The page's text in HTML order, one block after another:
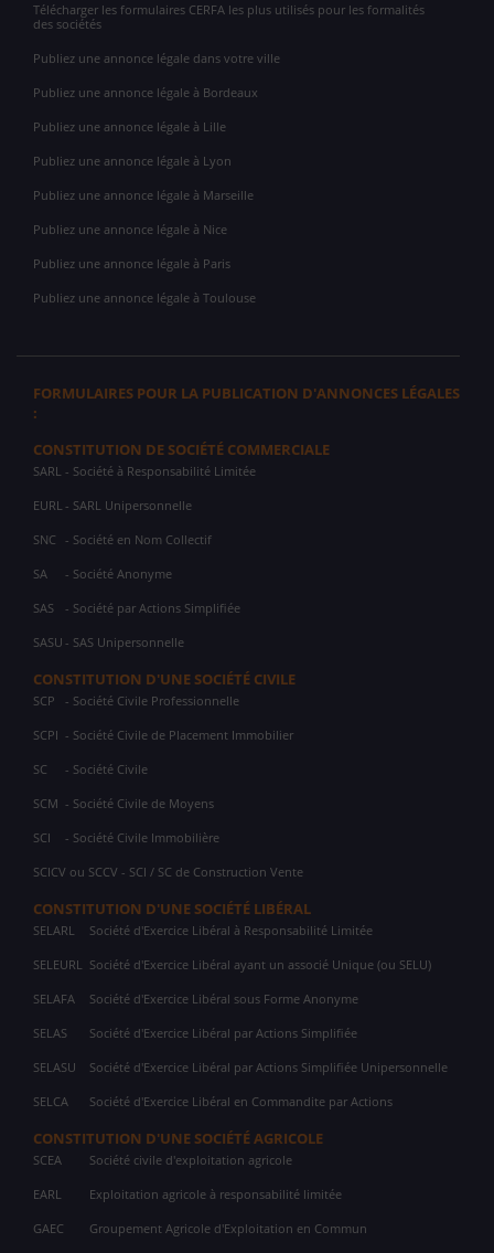
Télécharger les formulaires CERFA les plus utilisés pour les formalités
des sociétés
Publiez une annonce légale dans votre ville
Publiez une annonce légale à Bordeaux
Publiez une annonce légale à Lille
Publiez une annonce légale à Lyon
Publiez une annonce légale à Marseille
Publiez une annonce légale à Nice
Publiez une annonce légale à Paris
Publiez une annonce légale à Toulouse
FORMULAIRES POUR LA PUBLICATION D'ANNONCES LÉGALES
:
CONSTITUTION DE SOCIÉTÉ COMMERCIALE
SARL - Société à Responsabilité Limitée
EURL - SARL Unipersonnelle
SNC - Société en Nom Collectif
SA - Société Anonyme
SAS - Société par Actions Simplifiée
SASU - SAS Unipersonnelle
CONSTITUTION D'UNE SOCIÉTÉ CIVILE
SCP - Société Civile Professionnelle
SCPI - Société Civile de Placement Immobilier
SC - Société Civile
SCM - Société Civile de Moyens
SCI - Société Civile Immobilière
SCICV ou SCCV - SCI / SC de Construction Vente
CONSTITUTION D'UNE SOCIÉTÉ LIBÉRAL
SELARL Société d'Exercice Libéral à Responsabilité Limitée
SELEURL Société d'Exercice Libéral ayant un associé Unique (ou SELU)
SELAFA Société d'Exercice Libéral sous Forme Anonyme
SELAS Société d'Exercice Libéral par Actions Simplifiée
SELASU Société d'Exercice Libéral par Actions Simplifiée Unipersonnelle
SELCA Société d'Exercice Libéral en Commandite par Actions
CONSTITUTION D'UNE SOCIÉTÉ AGRICOLE
SCEA Société civile d'exploitation agricole
EARL Exploitation agricole à responsabilité limitée
GAEC Groupement Agricole d'Exploitation en Commun